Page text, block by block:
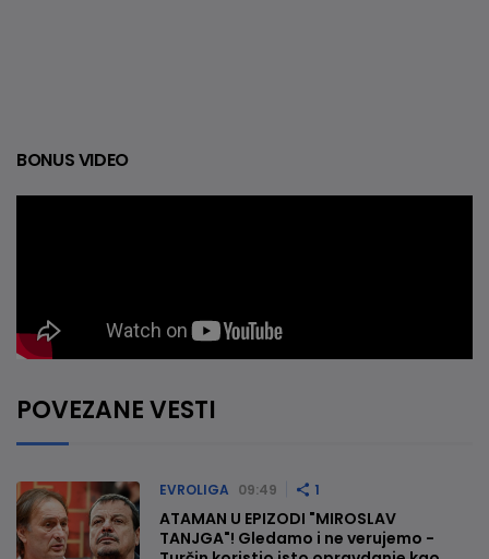
BONUS VIDEO
POVEZANE VESTI
EVROLIGA 09:49 1
ATAMAN U EPIZODI "MIROSLAV
TANJGA"! Gledamo i ne verujemo -